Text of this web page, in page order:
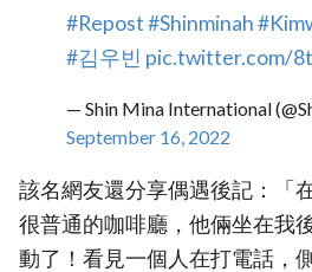
#Repost#Shinminah
#김우빈 pic.twitter.com/
— Shin Mina International
September 16, 2022
該名網友還分享偶遇後記：「
很普通的咖啡廳，他倆坐在我
動了！看見一個人在打電話，